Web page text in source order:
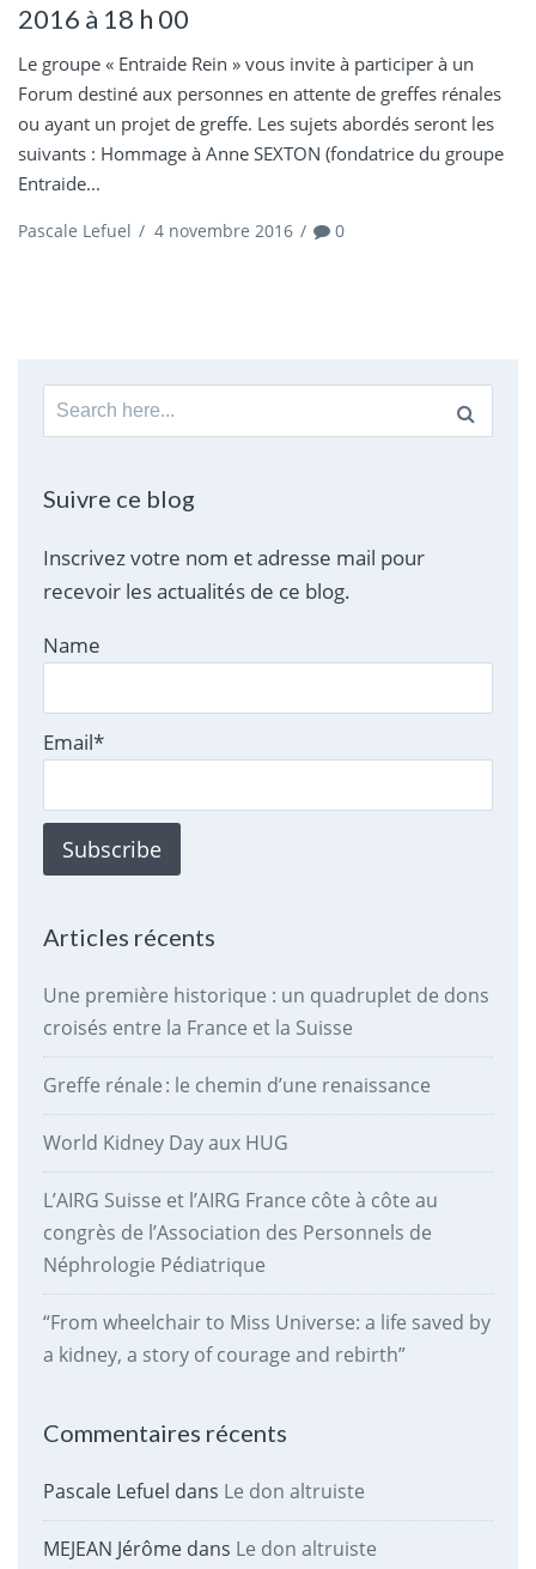
2016 à 18 h 00
Le groupe « Entraide Rein » vous invite à participer à un
Forum destiné aux personnes en attente de greffes rénales
ou ayant un projet de greffe. Les sujets abordés seront les
suivants : Hommage à Anne SEXTON (fondatrice du groupe
Entraide...
Pascale Lefuel / 4 novembre 2016 / 0
Search
for:
Suivre ce blog
Inscrivez votre nom et adresse mail pour
recevoir les actualités de ce blog.
Name
Email*
Articles récents
Une première historique : un quadruplet de dons
croisés entre la France et la Suisse
Greffe rénale : le chemin d’une renaissance
World Kidney Day aux HUG
L’AIRG Suisse et l’AIRG France côte à côte au
congrès de l’Association des Personnels de
Néphrologie Pédiatrique
“From wheelchair to Miss Universe: a life saved by
a kidney, a story of courage and rebirth”
Commentaires récents
Pascale Lefuel dans Le don altruiste
MEJEAN Jérômedans Le don altruiste